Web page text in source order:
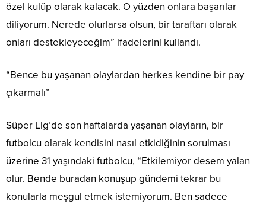
özel kulüp olarak kalacak. O yüzden onlara başarılar
diliyorum. Nerede olurlarsa olsun, bir taraftarı olarak
onları destekleyeceğim” ifadelerini kullandı.
“Bence bu yaşanan olaylardan herkes kendine bir pay
çıkarmalı”
Süper Lig’de son haftalarda yaşanan olayların, bir
futbolcu olarak kendisini nasıl etkidiğinin sorulması
üzerine 31 yaşındaki futbolcu, “Etkilemiyor desem yalan
olur. Bende buradan konuşup gündemi tekrar bu
konularla meşgul etmek istemiyorum. Ben sadece